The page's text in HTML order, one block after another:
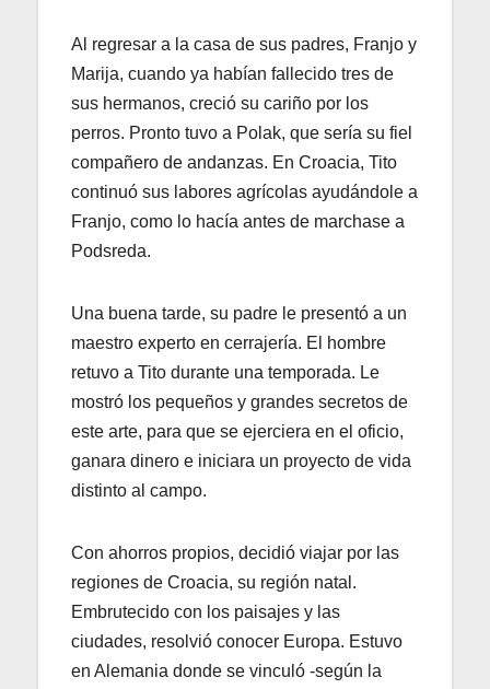
Al regresar a la casa de sus padres, Franjo y
Marija, cuando ya habían fallecido tres de
sus hermanos, creció su cariño por los
perros. Pronto tuvo a Polak, que sería su fiel
compañero de andanzas. En Croacia, Tito
continuó sus labores agrícolas ayudándole a
Franjo, como lo hacía antes de marchase a
Podsreda.
Una buena tarde, su padre le presentó a un
maestro experto en cerrajería. El hombre
retuvo a Tito durante una temporada. Le
mostró los pequeños y grandes secretos de
este arte, para que se ejerciera en el oficio,
ganara dinero e iniciara un proyecto de vida
distinto al campo.
Con ahorros propios, decidió viajar por las
regiones de Croacia, su región natal.
Embrutecido con los paisajes y las
ciudades, resolvió conocer Europa. Estuvo
en Alemania donde se vinculó -según la